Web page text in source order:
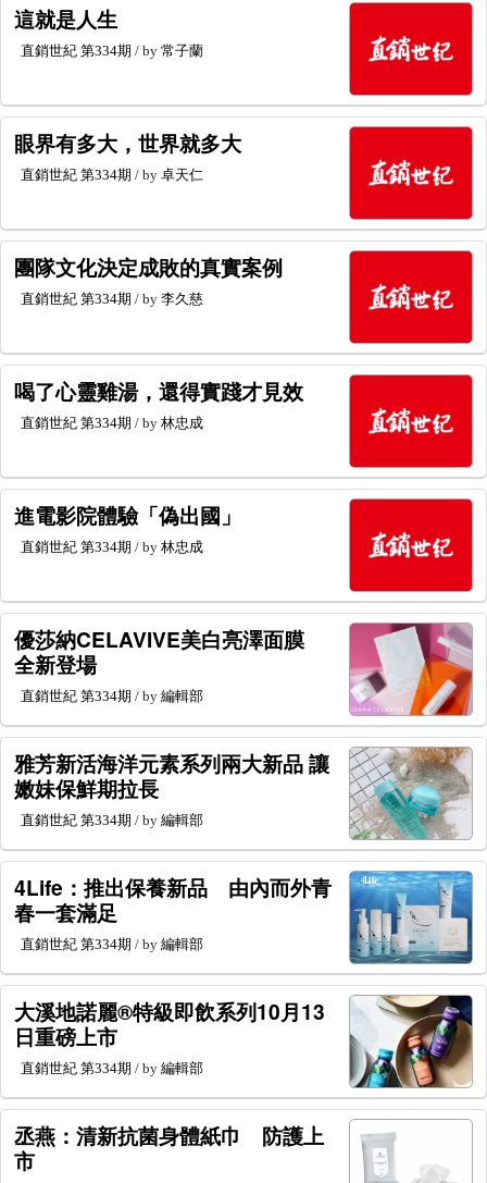
這就是人生
直銷世紀 第334期 / by 常子蘭
眼界有多大，世界就多大
直銷世紀 第334期 / by 卓天仁
團隊文化決定成敗的真實案例
直銷世紀 第334期 / by 李久慈
喝了心靈雞湯，還得實踐才見效
直銷世紀 第334期 / by 林忠成
進電影院體驗「偽出國」
直銷世紀 第334期 / by 林忠成
優莎納CELAVIVE美白亮澤面膜
全新登場
直銷世紀 第334期 / by 編輯部
雅芳新活海洋元素系列兩大新品 讓
嫩妹保鮮期拉長
直銷世紀 第334期 / by 編輯部
4Life：推出保養新品 由內而外青
春一套滿足
直銷世紀 第334期 / by 編輯部
大溪地諾麗®特級即飲系列10月13
日重磅上市
直銷世紀 第334期 / by 編輯部
丞燕：清新抗菌身體紙巾 防護上
市